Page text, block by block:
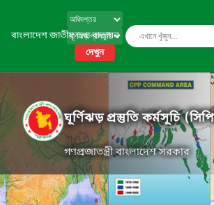
বাংলাদেশ জাতীয় তথ্য বাতায়ন
দেখুন
ঘূর্ণিঝড় প্রস্তুতি কর্মসূচি
গণপ্রজাতন্ত্রী বাংলাদেশ সরকার